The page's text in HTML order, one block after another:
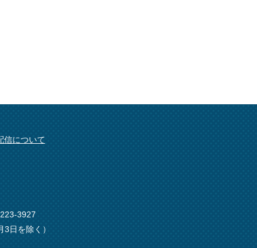
信について
3927
日を除く）